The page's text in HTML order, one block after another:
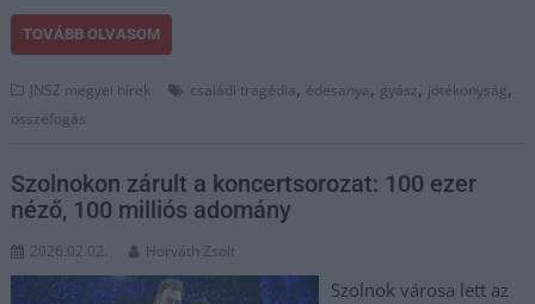
TOVÁBB OLVASOM
JNSZ megyei hírek családi tragédia, édesanya, gyász, jótékonyság,
összefogás
Szolnokon zárult a koncertsorozat: 100 ezer
néző, 100 milliós adomány
2026.02.02. Horváth Zsolt
Szolnok városa lett az